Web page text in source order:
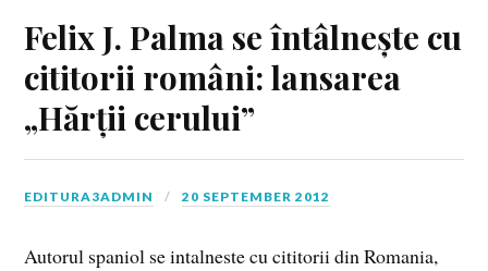
Felix J. Palma se întâlnește cu
cititorii români: lansarea
„Hărții cerului”
EDITURA3ADMIN 20 SEPTEMBER 2012
Autorul spaniol se intalneste cu cititorii din Romania,